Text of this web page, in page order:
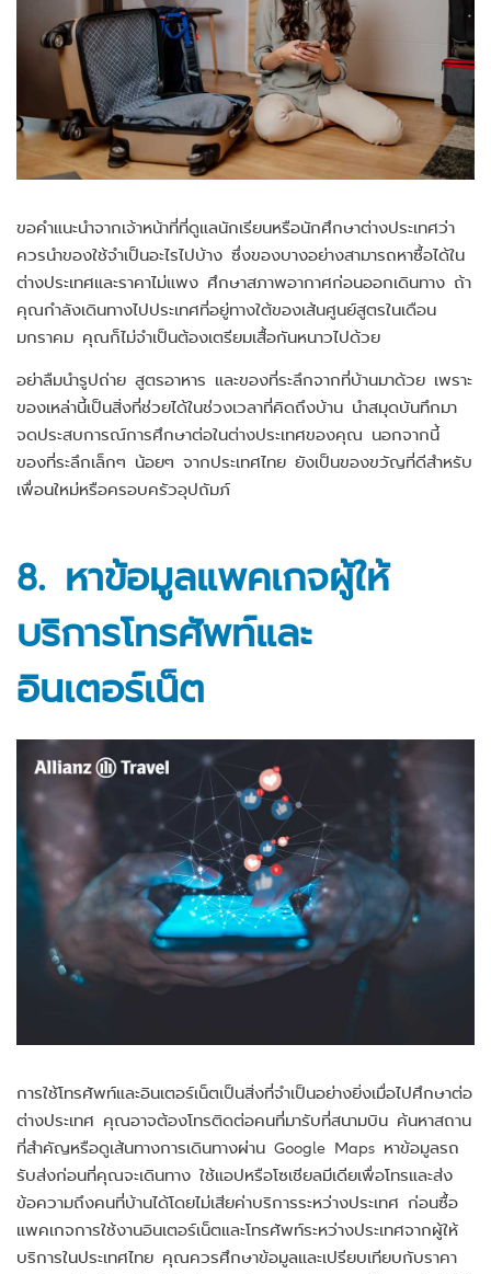
ขอคำแนะนำจากเจ้าหน้าที่ที่ดูแลนักเรียนหรือนักศึกษาต่างประเทศว่า
ควรนำของใช้จำเป็นอะไรไปบ้าง ซึ่งของบางอย่างสามารถหาซื้อได้ใน
ต่างประเทศและราคาไม่แพง ศึกษาสภาพอากาศก่อนออกเดินทาง ถ้า
คุณกำลังเดินทางไปประเทศที่อยู่ทางใต้ของเส้นศูนย์สูตรในเดือน
มกราคม คุณก็ไม่จำเป็นต้องเตรียมเสื้อกันหนาวไปด้วย
อย่าลืมนำรูปถ่าย สูตรอาหาร และของที่ระลึกจากที่บ้านมาด้วย เพราะ
ของเหล่านี้เป็นสิ่งที่ช่วยได้ในช่วงเวลาที่คิดถึงบ้าน นำสมุดบันทึกมา
จดประสบการณ์การศึกษาต่อในต่างประเทศของคุณ นอกจากนี้
ของที่ระลึกเล็กๆ น้อยๆ จากประเทศไทย ยังเป็นของขวัญที่ดีสำหรับ
เพื่อนใหม่หรือครอบครัวอุปถัมภ์
8. หาข้อมูลแพคเกจผู้ให้
บริการโทรศัพท์และ
อินเตอร์เน็ต
การใช้โทรศัพท์และอินเตอร์เน็ตเป็นสิ่งที่จำเป็นอย่างยิ่งเมื่อไปศึกษาต่อ
ต่างประเทศ คุณอาจต้องโทรติดต่อคนที่มารับที่สนามบิน ค้นหาสถาน
ที่สำคัญหรือดูเส้นทางการเดินทางผ่าน Google Maps หาข้อมูลรถ
รับส่งก่อนที่คุณจะเดินทาง ใช้แอปหรือโซเชียลมีเดียเพื่อโทรและส่ง
ข้อความถึงคนที่บ้านได้โดยไม่เสียค่าบริการระหว่างประเทศ ก่อนซื้อ
แพคเกจการใช้งานอินเตอร์เน็ตและโทรศัพท์ระหว่างประเทศจากผู้ให้
บริการในประเทศไทย คุณควรศึกษาข้อมูลและเปรียบเทียบกับราคา